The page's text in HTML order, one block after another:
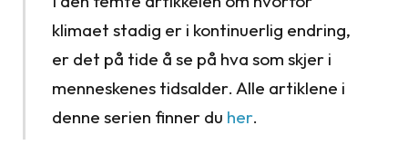
klimaet stadig er i kontinuerlig endring,
er det på tide å se på hva som skjer i
menneskenes tidsalder. Alle artiklene i
denne serien finner du her.